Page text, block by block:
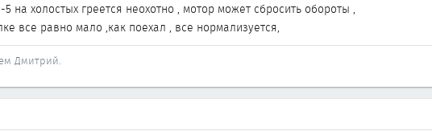
на холостых греется неохотно , мотор может сбросить обороты ,
все равно мало ,как поехал , все нормализуется,
Дмитрий.